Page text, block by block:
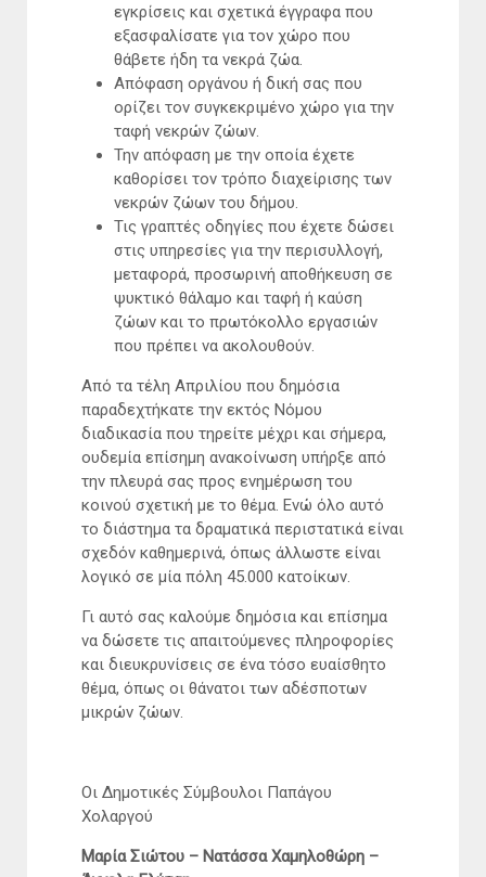
εγκρίσεις και σχετικά έγγραφα που
εξασφαλίσατε για τον χώρο που
θάβετε ήδη τα νεκρά ζώα.
Απόφαση οργάνου ή δική σας που
ορίζει τον συγκεκριμένο χώρο για την
ταφή νεκρών ζώων.
Την απόφαση με την οποία έχετε
καθορίσει τον τρόπο διαχείρισης των
νεκρών ζώων του δήμου.
Τις γραπτές οδηγίες που έχετε δώσει
στις υπηρεσίες για την περισυλλογή,
μεταφορά, προσωρινή αποθήκευση σε
ψυκτικό θάλαμο και ταφή ή καύση
ζώων και το πρωτόκολλο εργασιών
που πρέπει να ακολουθούν.
Από τα τέλη Απριλίου που δημόσια
παραδεχτήκατε την εκτός Νόμου
διαδικασία που τηρείτε μέχρι και σήμερα,
ουδεμία επίσημη ανακοίνωση υπήρξε από
την πλευρά σας προς ενημέρωση του
κοινού σχετική με το θέμα. Ενώ όλο αυτό
το διάστημα τα δραματικά περιστατικά είναι
σχεδόν καθημερινά, όπως άλλωστε είναι
λογικό σε μία πόλη 45.000 κατοίκων.
Γι αυτό σας καλούμε δημόσια και επίσημα
να δώσετε τις απαιτούμενες πληροφορίες
και διευκρυνίσεις σε ένα τόσο ευαίσθητο
θέμα, όπως οι θάνατοι των αδέσποτων
μικρών ζώων.
Οι Δημοτικές Σύμβουλοι Παπάγου
Χολαργού
Μαρία Σιώτου – Νατάσσα Χαμηλοθώρη –